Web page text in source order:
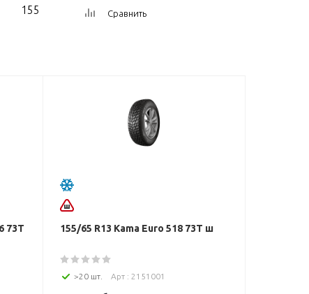
Сравнить
155
73T 155/65 R13 Kama Euro 518 73Т ш
>20 шт. Арт : 2151001